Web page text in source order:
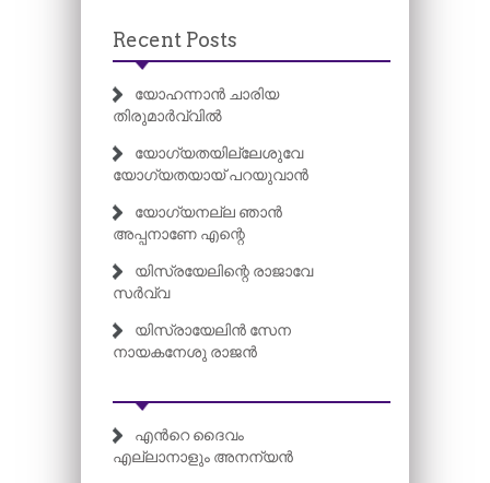
Recent Posts
യോഹന്നാൻ ചാരിയ
തിരുമാർവ്വിൽ
യോഗ്യതയില്ലേശുവേ
യോഗ്യതയായ് പറയുവാൻ
യോഗ്യനല്ല ഞാൻ
അപ്പനാണേ എന്റെ
യിസ്രയേലിന്റെ രാജാവേ
സർവ്വ
യിസ്രായേലിൻ സേന
നായകനേശു രാജൻ
എന്‍റെ ദൈവം
എല്ലാനാളും അനന്യൻ